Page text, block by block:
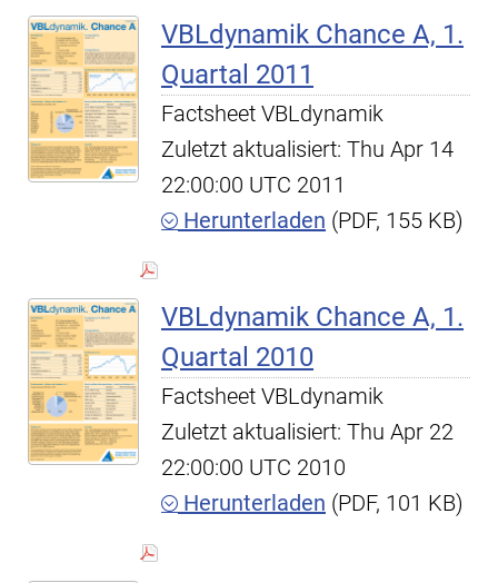
VBLdynamik Chance A, 1.
Quartal 2011
Factsheet VBLdynamik
Zuletzt aktualisiert: Thu Apr 14
22:00:00 UTC 2011
Herunterladen (PDF, 155 KB)
VBLdynamik Chance A, 1.
Quartal 2010
Factsheet VBLdynamik
Zuletzt aktualisiert: Thu Apr 22
22:00:00 UTC 2010
Herunterladen (PDF, 101 KB)